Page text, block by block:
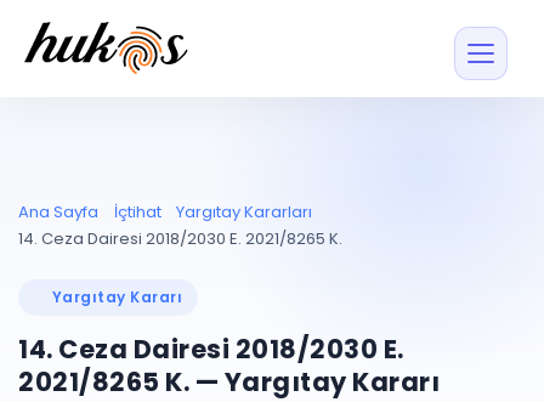
Entegrasyonu
UYAP ile otomatik
UYAP Evrak
Entegrasyonu
UETS Entegrasyonu
Tebligatları anında
Müvekkil ve taraf
Vekalet
Blog
Ücretsiz Başlayın Giriş Yap
Ana Sayfa İçtihat
Yargıtay Kararları
14. Ceza Dairesi 2018/2030 E. 2021/8265 K.
Yargıtay Kararı
14. Ceza Dairesi 2018/2030 E.
2021/8265 K. — Yargıtay Kararı